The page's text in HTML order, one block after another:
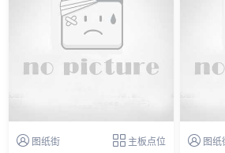
图纸街 主板点位 图纸